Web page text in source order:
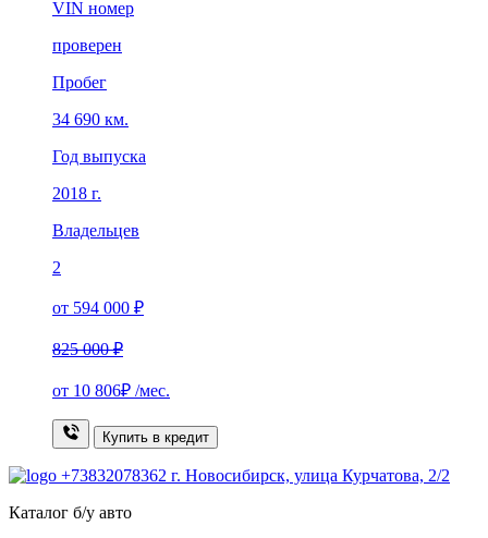
VIN номер
проверен
Пробег
34 690 км.
Год выпуска
2018 г.
Владельцев
2
от 594 000 ₽
825 000 ₽
от 10 806₽ /мес.
Купить в кредит
+73832078362 г. Новосибирск, улица Курчатова, 2/2
Каталог б/у авто